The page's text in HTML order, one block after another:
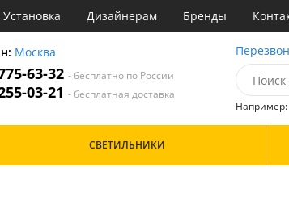
Установка Дизайнерам Бренды
Москва
63-32- бесплатно по России
03-21- бесплатная доставка
СВЕТИЛЬНИКИ